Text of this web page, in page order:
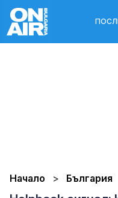
Начало България